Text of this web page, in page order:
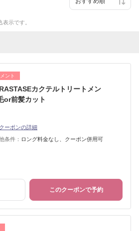
表示です。
ント
カクテルトリートメン
or前髪カット
ーポンの詳細
条件： ロング料金なし、クーポン併用可
このクーポンで予約